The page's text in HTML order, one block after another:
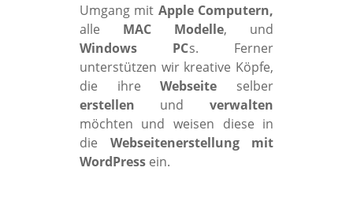
Umgang mit Apple Computern,
alle MAC Modelle, und
Windows PCs. Ferner
unterstützen wir kreative Köpfe,
die ihreWebseite selber
erstellen undverwalten
möchten und weisen diese in
die Webseitenerstellung mit
WordPressein.